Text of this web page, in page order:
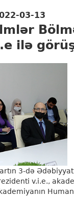
03-13
ilə
3-də
v.i.e.,